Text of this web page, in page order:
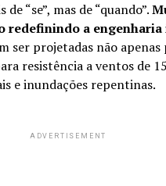
“se”, mas de “quando”.
redefinindo a
ser projetadas não apenas
resistência a ventos de
e inundações repentinas.
ADVERTISEMENT